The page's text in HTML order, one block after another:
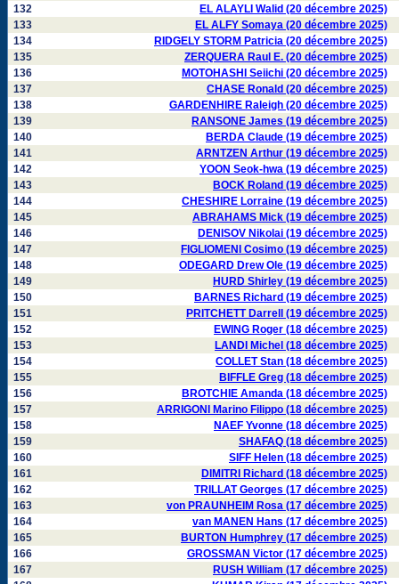
132
EL ALAYLI Walid (20 décembre 2025)
133
EL ALFY Somaya (20 décembre 2025)
134
RIDGELY STORM Patricia (20 décembre 2025)
135
ZERQUERA Raul E. (20 décembre 2025)
136
MOTOHASHI Seiichi (20 décembre 2025)
137
CHASE Ronald (20 décembre 2025)
138
GARDENHIRE Raleigh (20 décembre 2025)
139
RANSONE James (19 décembre 2025)
140
BERDA Claude (19 décembre 2025)
141
ARNTZEN Arthur (19 décembre 2025)
142
YOON Seok-hwa (19 décembre 2025)
143
BOCK Roland (19 décembre 2025)
144
CHESHIRE Lorraine (19 décembre 2025)
145
ABRAHAMS Mick (19 décembre 2025)
146
DENISOV Nikolai (19 décembre 2025)
147
FIGLIOMENI Cosimo (19 décembre 2025)
148
ODEGARD Drew Ole (19 décembre 2025)
149
HURD Shirley (19 décembre 2025)
150
BARNES Richard (19 décembre 2025)
151
PRITCHETT Darrell (19 décembre 2025)
152
EWING Roger (18 décembre 2025)
153
LANDI Michel (18 décembre 2025)
154
COLLET Stan (18 décembre 2025)
155
BIFFLE Greg (18 décembre 2025)
156
BROTCHIE Amanda (18 décembre 2025)
157
ARRIGONI Marino Filippo (18 décembre 2025)
158
NAEF Yvonne (18 décembre 2025)
159
SHAFAQ (18 décembre 2025)
160
SIFF Helen (18 décembre 2025)
161
DIMITRI Richard (18 décembre 2025)
162
TRILLAT Georges (17 décembre 2025)
163
von PRAUNHEIM Rosa (17 décembre 2025)
164
van MANEN Hans (17 décembre 2025)
165
BURTON Humphrey (17 décembre 2025)
166
GROSSMAN Victor (17 décembre 2025)
167
RUSH William (17 décembre 2025)